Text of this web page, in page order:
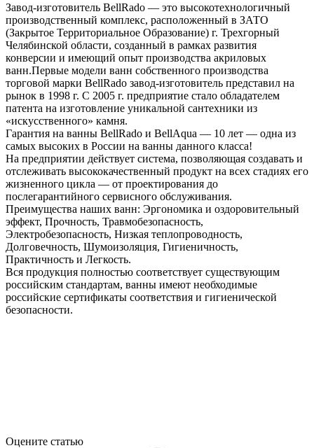
Завод-изготовитель BellRado — это высокотехнологичный
производственный комплекс, расположенный в ЗАТО
(Закрытое Территориальное Образование) г. Трехгорный
Челябинской области, созданный в рамках развития
конверсии и имеющий опыт производства акриловых
ванн.Первые модели ванн собственного производства
торговой марки BellRado завод-изготовитель представил на
рынок в 1998 г. С 2005 г. предприятие стало обладателем
патента на изготовление уникальной сантехники из
«искусственного» камня.
Гарантия на ванны BellRado и BellAqua — 10 лет — одна из
самых высоких в России на ванны данного класса!
На предприятии действует система, позволяющая создавать и
отслеживать высококачественный продукт на всех стадиях его
жизненного цикла — от проектирования до
послегарантийного сервисного обслуживания.
Преимущества наших ванн: Эргономика и оздоровительный
эффект, Прочность, Травмобезопасность,
Электробезопасность, Низкая теплопроводность,
Долговечность, Шумоизоляция, Гигиеничность,
Практичность и Легкость.
Вся продукция полностью соответствует существующим
российским стандартам, ванны имеют необходимые
российские сертификаты соответствия и гигиенической
безопасности.
Оцените статью